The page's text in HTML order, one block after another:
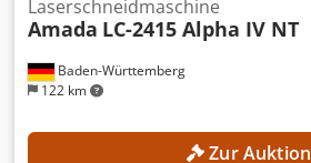
Baden-Württemberg
122 km
Laserschneidmaschine
Amada LC-2415 Alpha IV NT
Zur Auktion